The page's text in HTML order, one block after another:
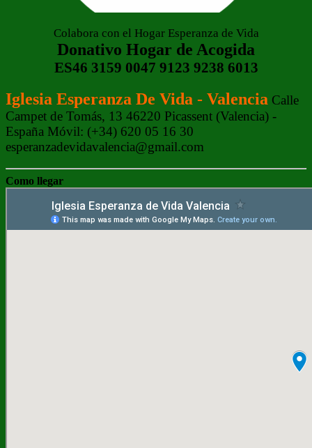
Colabora con el Hogar Esperanza de Vida
Donativo Hogar de Acogida
ES46 3159 0047 9123 9238 6013
Iglesia Esperanza De Vida - Valencia Calle
Campet de Tomás, 13 46220 Picassent (Valencia) -
España Móvil: (+34) 620 05 16 30
esperanzadevidavalencia@gmail.com
Como llegar